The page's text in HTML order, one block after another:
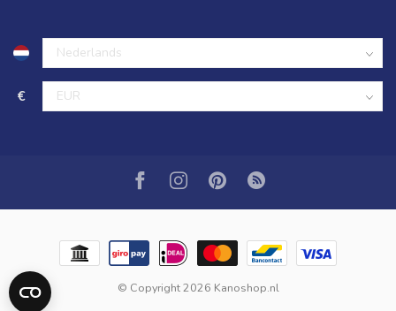
€
© Copyright 2026 Kanoshop.nl